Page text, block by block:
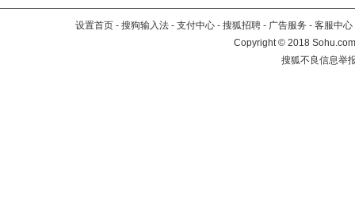
设置首页 - 搜狗输入法 - 支付中心 - 搜狐招聘 - 广告服务 - 客服中心
Copyright©2018
搜狐不良信息举